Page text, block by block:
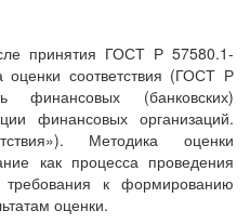
принятия ГОСТ Р 57580.1-
соответствия (ГОСТ Р
финансовых (банковских)
финансовых организаций.
Методика оценки
как процесса проведения
требования к формированию
оценки.